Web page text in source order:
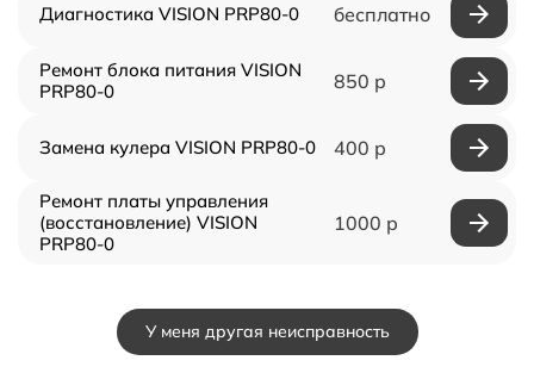
Диагностика VISION PRP80-0 бесплатно
Ремонт блока питания VISION
PRP80-0
850 р
Замена кулера VISION PRP80-0 400 р
Ремонт платы управления
(восстановление) VISION
PRP80-0
1000 р
У меня другая неисправность